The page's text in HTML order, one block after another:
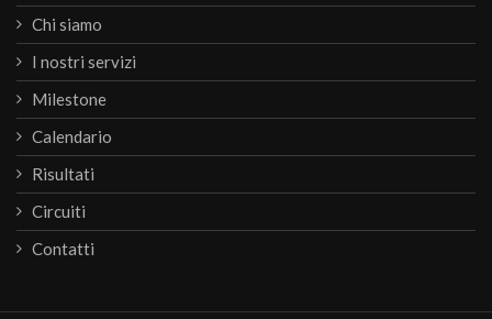
Chi siamo
I nostri servizi
Milestone
Calendario
Risultati
Circuiti
Contatti